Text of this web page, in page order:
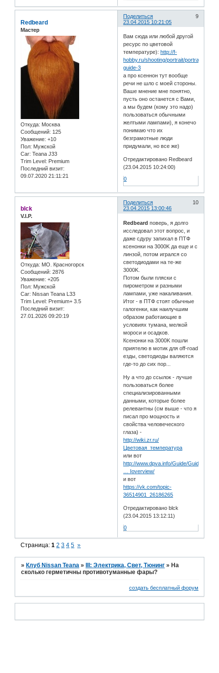
Поделиться
9
23.04.2015 10:21:05
Redbeard
Мастер
Откуда: Москва
Сообщений: 125
Уважение: +10
Пол: Мужской
Car: Teana J33
Trim Level: Premium
Последний визит:
09.07.2020 21:11:21
Вам сюда или любой другой
ресурс по цветовой
температуре): http://f-
hobby.ru/shooting/portrait/portrait-
guide-3
а про ксеннон тут вообще
речи не шло с моей стороны.
Ваше мнение мне понятно,
пусть оно останется с Вами,
а мы будем (кому это надо)
пользоваться обычными
желтыми лампами), я конечо
понимаю что их
безграмотные люди
придумали, но все же)
Отредактировано Redbeard
(23.04.2015 10:24:00)
0
Поделиться
10
23.04.2015 13:00:46
blck
V.I.P.
Откуда: МО. Красногорск
Сообщений: 2876
Уважение: +205
Пол: Мужской
Car: Nissan Teana L33
Trim Level: Premium+ 3.5
Последний визит:
27.01.2026 09:20:19
Redbeard поверь, я долго
исследовал этот вопрос, и
даже сдуру запихал в ПТФ
ксенонки на 3000K да еще и с
линзой, потом игрался со
светодиодами на те-же
3000K.
Потом были пляски с
пирометром и разными
лампами, уже накаливания.
Итог - в ПТФ стоят обычные
галогенки, как наилучшим
образом работающие в
условиях тумана, мелкой
мороси и осадков.
Ксенонки на 3000K пошли
приятелю в мотик для off-road
езды, светодиоды валяются
где-то до сих пор...
Ну а что до ссылок - лучше
пользоваться более
специализированными
данными, которые более
релевантны (см выше - что я
писал про мощность и
свойства человеческого
глаза) -
http://wiki.zr.ru/
Цветовая_температура
или вот
http://www.dpva.info/Guide/
… Ioverview/
и вот
https://vk.com/topic-
36514901_26186265
Отредактировано blck
(23.04.2015 13:12:11)
0
Страница:1 2 3 4 5 »
» Клуб Nissan Teana » III: Электрика, Свет, Тюнинг » На
сколько герметичны противотуманные фары?
создать бесплатный форум